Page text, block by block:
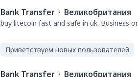
Bank Transfer · Великобритания
buy litecoin fast and safe in uk. Business
Приветствуем новых пользователей
Bank Transfer · Великобритания